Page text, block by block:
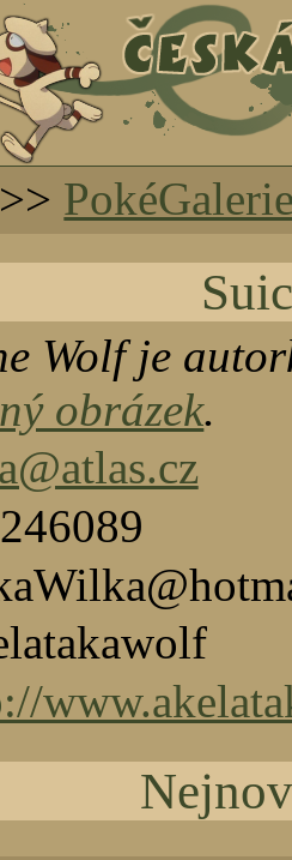
Wolf je
obrázek.